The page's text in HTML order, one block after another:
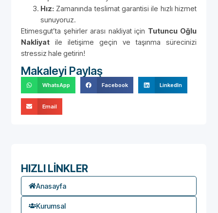
Hız: Zamanında teslimat garantisi ile hızlı hizmet
sunuyoruz.
Etimesgut’ta şehirler arası nakliyat için Tutuncu Oğlu
Nakliyat ile iletişime geçin ve taşınma sürecinizi
stressiz hale getirin!
Makaleyi Paylaş
WhatsApp Facebook LinkedIn
Email
HIZLI LİNKLER
Anasayfa
Kurumsal